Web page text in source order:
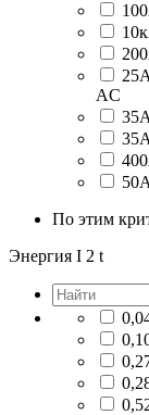
AC
35А
По этим
Энергия I 2 t